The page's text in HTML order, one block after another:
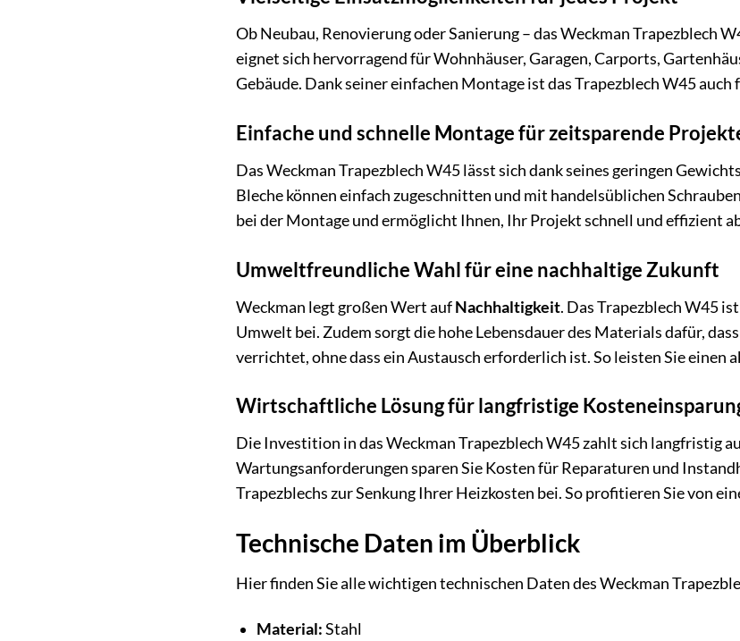
Ob Neubau, Renovierung oder Sanierung – das Weckman Trapezblech
eignet sich hervorragend für Wohnhäuser, Garagen, Carports,
Gebäude. Dank seiner einfachen Montage ist das Trapezblech W45
Einfache und schnelle Montage für zeitsparende
Das Weckman Trapezblech W45 lässt sich dank seines geringen
Bleche können einfach zugeschnitten und mit handelsüblichen
bei der Montage und ermöglicht Ihnen, Ihr Projekt schnell und effizient
Umweltfreundliche Wahl für eine nachhaltige Zukunft
Weckman legt großen Wert aufNachhaltigkeit. Das Trapezblech W45
Umwelt bei. Zudem sorgt die hohe Lebensdauer des Materials dafür,
verrichtet, ohne dass ein Austausch erforderlich ist. So leisten Sie einen
Wirtschaftliche Lösung für langfristige
Die Investition in das Weckman Trapezblech W45 zahlt sich langfristig
Wartungsanforderungen sparen Sie Kosten für Reparaturen und
Trapezblechs zur Senkung Ihrer Heizkosten bei. So profitieren Sie von
Technische Daten im Überblick
Hier finden Sie alle wichtigen technischen Daten des Weckman
Material:Stahl